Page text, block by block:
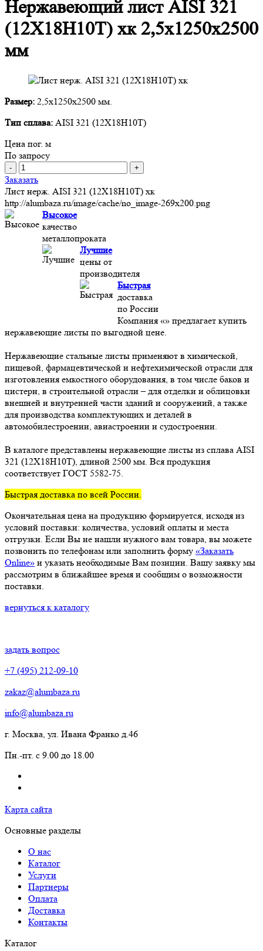
Нержавеющий лист AISI 321
(12Х18Н10Т) хк 2,5х1250х2500
мм
Размер: 2,5х1250х2500 мм.
Тип сплава: AISI 321 (12Х18Н10Т)
Цена пог. м
По запросу
- +
Заказать
Лист нерж. AISI 321 (12Х18Н10Т) хк
http://alumbaza.ru/image/cache/no_image-269x200.png
Высокое
качество
металлопроката
Лучшие
цены от
производителя
Быстрая
доставка
по России
Компания «» предлагает купить
нержавеющие листы по выгодной цене.
Нержавеющие стальные листы применяют в химической,
пищевой, фармацевтической и нефтехимической отрасли для
изготовления емкостного оборудования, в том числе баков и
цистерн, в строительной отрасли – для отделки и облицовки
внешней и внутренней части зданий и сооружений, а также
для производства комплектующих и деталей в
автомобилестроении, авиастроении и судостроении.
В каталоге представлены нержавеющие листы из сплава AISI
321 (12Х18Н10Т), длиной 2500 мм. Вся продукция
соответствует ГОСТ 5582-75.
Быстрая доставка по всей России.
Окончательная цена на продукцию формируется, исходя из
условий поставки: количества, условий оплаты и места
отгрузки. Если Вы не нашли нужного вам товара, вы можете
позвонить по телефонам или заполнить форму «Заказать
Online» и указать необходимые Вам позиции. Вашу заявку мы
рассмотрим в ближайшее время и сообщим о возможности
поставки.
вернуться к каталогу
задать вопрос
+7 (495) 212-09-10
zakaz@alumbaza.ru
info@alumbaza.ru
г. Москва, ул. Ивана Франко д.46
Пн.-пт. с 9.00 до 18.00
Карта сайта
Основные разделы
О нас
Каталог
Услуги
Партнеры
Оплата
Доставка
Контакты
Каталог